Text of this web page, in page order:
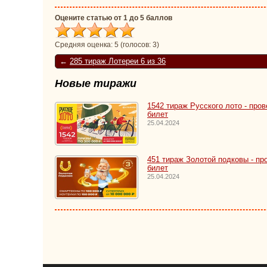
Оцените статью от 1 до 5 баллов
Средняя оценка: 5 (голосов: 3)
← 285 тираж Лотереи 6 из 36
Новые тиражи
1542 тираж Русского лото -
билет
25.04.2024
451 тираж Золотой подковы -
билет
25.04.2024